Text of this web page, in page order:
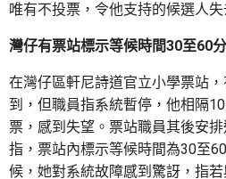
唯有不投票，令他支持的候選人失
灣仔有票站標示等候時間30至60
在灣仔區軒尼詩道官立小學票站
到，但職員指系統暫停，他相隔
票，感到失望。票站職員其後安
指，票站內標示等候時間為30至
候，她對系統故障感到驚訝，指